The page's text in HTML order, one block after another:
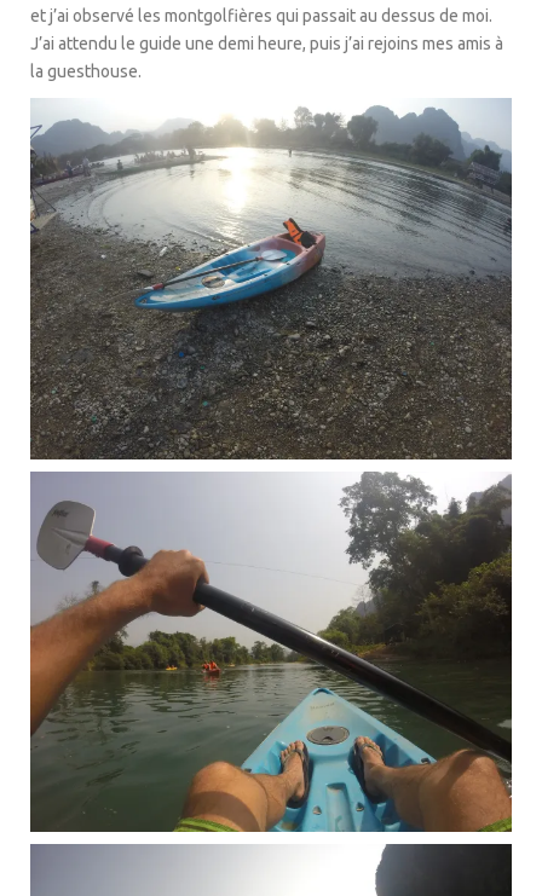
et j’ai observé les montgolfières qui passait au dessus de moi.
J’ai attendu le guide une demi heure, puis j’ai rejoins mes amis à
la guesthouse.